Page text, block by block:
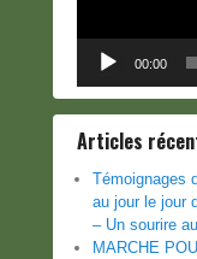
00:00
Articles
Témoignages
au jour le jour
– Un sourire
MARCHE